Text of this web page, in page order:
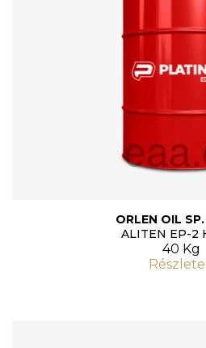
ORLEN OIL
ALITEN EP-2
40 Kg